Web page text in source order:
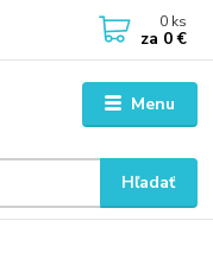
Menu
Hľadať
0 ks
za 0 €